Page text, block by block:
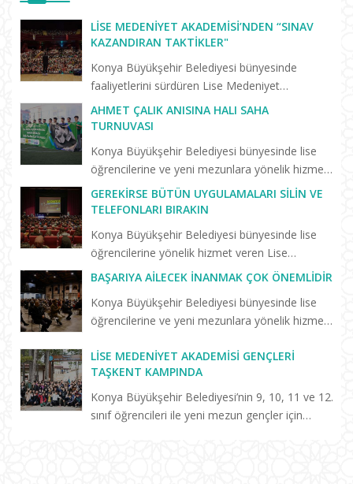
LISE MEDENIYET AKADEMISI’NDEN “SINAV
KAZANDIRAN TAKTIKLER"
Konya Büyükşehir Belediyesi bünyesinde
faaliyetlerini sürdüren Lise Medeniyet
Akademisi’nde “Birlikte Başaracağız”
programları yeni eğitim öğretim dönemiyle
AHMET ÇALIK ANISINA HALI SAHA
TURNUVASI
Konya Büyükşehir Belediyesi bünyesinde lise
öğrencilerine ve yeni mezunlara yönelik hizmet
veren Lise Medeniyet Akademisi’nde trafik
kazasında hayatını kaybeden Konyasporlu
GEREKIRSE BÜTÜN UYGULAMALARI SILIN VE
TELEFONLARI BIRAKIN
Konya Büyükşehir Belediyesi bünyesinde lise
öğrencilerine yönelik hizmet veren Lise
Medeniyet Akademisi’nin “Birlikte Başaracağız”
programları sürüyor. Selçuklu Kongre
Merkezi’nde düzenlenen “Başarm...
BAŞARIYA AILECEK İNANMAK ÇOK ÖNEMLIDIR
Konya Büyükşehir Belediyesi bünyesinde lise
öğrencilerine ve yeni mezunlara yönelik hizmet
tarafından düzenlenen konferansa katılan Prof.
Dr. Erdal Hamarta, a...
LISE MEDENIYET AKADEMISI GENÇLERI
TAŞKENT KAMPINDA
Konya Büyükşehir Belediyesi’nin 9, 10, 11 ve 12.
sınıf öğrencileri ile yeni mezun gençler için